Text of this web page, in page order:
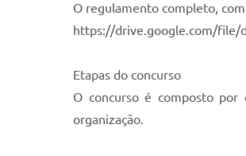
O regulamento completo,
https://drive.google.com/file/
Etapas do concurso
O concurso é composto
organização.